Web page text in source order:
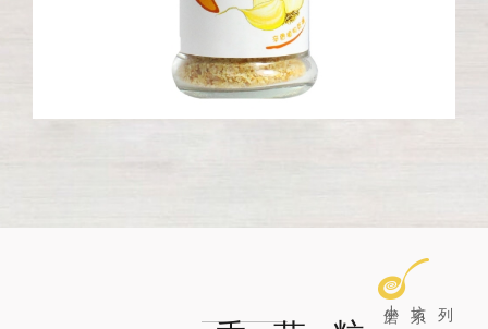
小
坊
系列